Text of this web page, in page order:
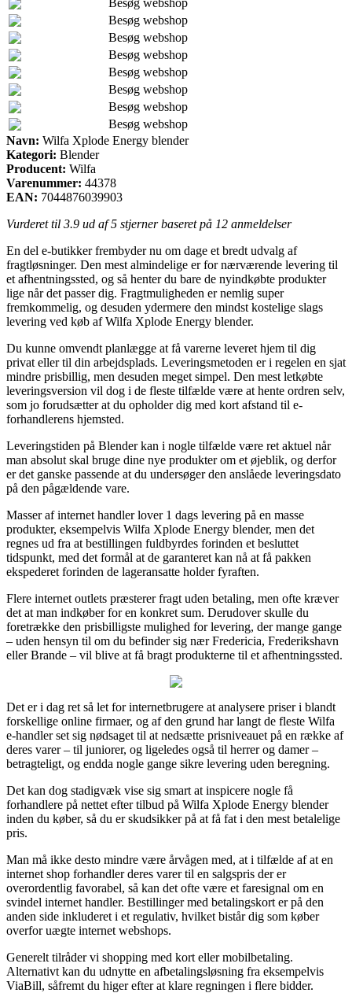
Besøg webshop
Besøg webshop
Besøg webshop
Besøg webshop
Besøg webshop
Besøg webshop
Besøg webshop
Navn: Wilfa Xplode Energy blender
Kategori: Blender
Producent: Wilfa
Varenummer: 44378
EAN: 7044876039903
Vurderet til 3.9 ud af 5 stjerner baseret på 12 anmeldelser
En del e-butikker frembyder nu om dage et bredt udvalg af
fragtløsninger. Den mest almindelige er for nærværende levering til
et afhentningssted, og så henter du bare de nyindkøbte produkter
lige når det passer dig. Fragtmuligheden er nemlig super
fremkommelig, og desuden ydermere den mindst kostelige slags
levering ved køb af Wilfa Xplode Energy blender.
Du kunne omvendt planlægge at få varerne leveret hjem til dig
privat eller til din arbejdsplads. Leveringsmetoden er i regelen en sjat
mindre prisbillig, men desuden meget simpel. Den mest letkøbte
leveringsversion vil dog i de fleste tilfælde være at hente ordren selv,
som jo forudsætter at du opholder dig med kort afstand til e-
forhandlerens hjemsted.
Leveringstiden på Blender kan i nogle tilfælde være ret aktuel når
man absolut skal bruge dine nye produkter om et øjeblik, og derfor
er det ganske passende at du undersøger den anslåede leveringsdato
på den pågældende vare.
Masser af internet handler lover 1 dags levering på en masse
produkter, eksempelvis Wilfa Xplode Energy blender, men det
regnes ud fra at bestillingen fuldbyrdes forinden et besluttet
tidspunkt, med det formål at de garanteret kan nå at få pakken
ekspederet forinden de lageransatte holder fyraften.
Flere internet outlets præsterer fragt uden betaling, men ofte kræver
det at man indkøber for en konkret sum. Derudover skulle du
foretrække den prisbilligste mulighed for levering, der mange gange
– uden hensyn til om du befinder sig nær Fredericia, Frederikshavn
eller Brande – vil blive at få bragt produkterne til et afhentningssted.
Det er i dag ret så let for internetbrugere at analysere priser i blandt
forskellige online firmaer, og af den grund har langt de fleste Wilfa
e-handler set sig nødsaget til at nedsætte prisniveauet på en række af
deres varer – til juniorer, og ligeledes også til herrer og damer –
betragteligt, og endda nogle gange sikre levering uden beregning.
Det kan dog stadigvæk vise sig smart at inspicere nogle få
forhandlere på nettet efter tilbud på Wilfa Xplode Energy blender
inden du køber, så du er skudsikker på at få fat i den mest betalelige
pris.
Man må ikke desto mindre være årvågen med, at i tilfælde af at en
internet shop forhandler deres varer til en salgspris der er
overordentlig favorabel, så kan det ofte være et faresignal om en
svindel internet handler. Bestillinger med betalingskort er på den
anden side inkluderet i et regulativ, hvilket bistår dig som køber
overfor uægte internet webshops.
Generelt tilråder vi shopping med kort eller mobilbetaling.
Alternativt kan du udnytte en afbetalingsløsning fra eksempelvis
ViaBill, såfremt du higer efter at klare regningen i flere bidder.